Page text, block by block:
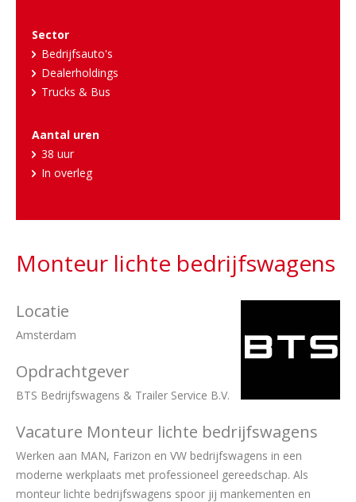
Sector
Bedrijfsauto's
Dealerholdings
Trucks & Bus
Aantal uren
38 uur
In overleg
Monteur lichte bedrijfswagens
Locatie
Amsterdam
Opdrachtgever
BTS Bedrijfswagens & Trailer Service B.V.
Vacature Monteur lichte bedrijfswagens
Werken aan MAN, Farizon en VW bedrijfswagens in een
moderne werkplaats met professioneel gereedschap. Als
monteur lichte bedrijfswagens spoor jij mankementen en